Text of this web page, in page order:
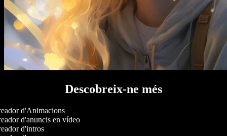
Descobreix-ne més
d'Animacions
d'anuncis en vídeo
d'intros